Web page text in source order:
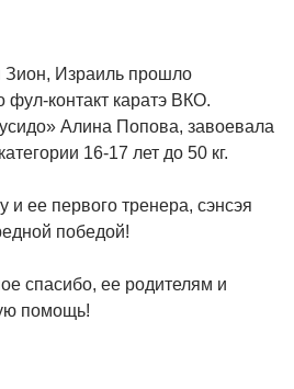
Зион, Израиль прошло
контакт каратэ ВКО.
Алина Попова, завоевала
16-17 лет до 50 кг.
ее первого тренера, сэнсэя
победой!
спасибо, ее родителям и
помощь!